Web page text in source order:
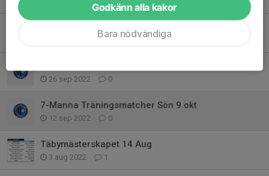
0
26 sep 2022 0
7-Manna Träningsmatcher Sön 9 okt
12 sep 2022 0
Täbymästerskapet 14 Aug
3 aug 2022 1
Godkänn alla kakor
Bara nödvändiga